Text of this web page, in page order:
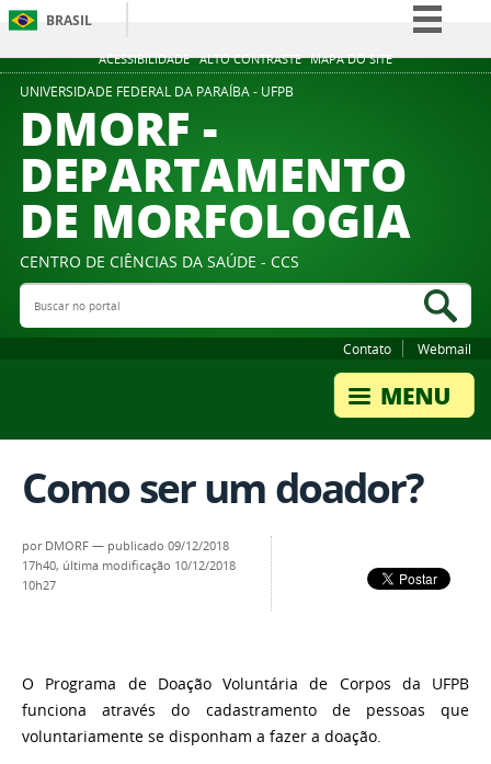
ACESSIBILIDADE ALTO CONTRASTE MAPA DO SITE
BRASIL
Simplifique!
Acesso à informação
Legislação
Canais
UNIVERSIDADE FEDERAL DA PARAÍBA - UFPB
DMORF -
DEPARTAMENTO
DE MORFOLOGIA
CENTRO DE CIÊNCIAS DA SAÚDE - CCS
Buscar no portal
Contato Webmail
Como ser um doador?
por DMORF — publicado 09/12/2018
17h40, última modificação 10/12/2018
10h27
O Programa de Doação Voluntária de Corpos da UFPB
funciona através do cadastramento de pessoas que
voluntariamente se disponham a fazer a doação.